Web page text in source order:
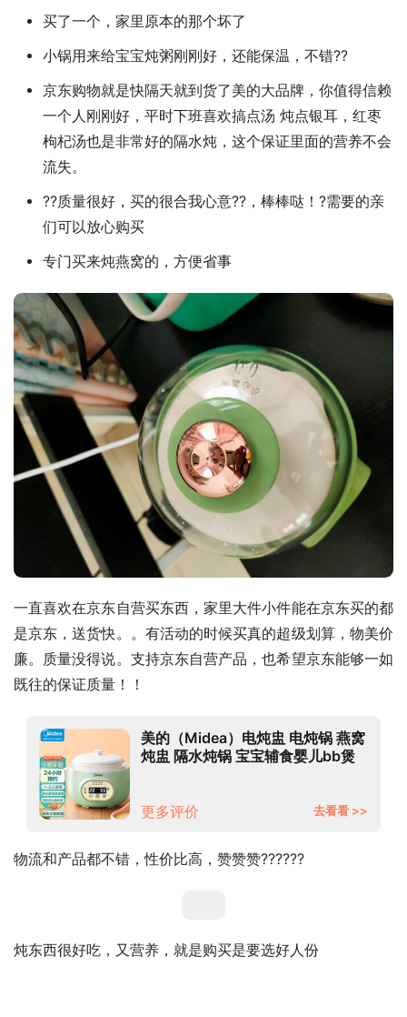
买了一个，家里原本的那个坏了
小锅用来给宝宝炖粥刚刚好，还能保温，不错??
京东购物就是快隔天就到货了美的大品牌，你值得信赖
一个人刚刚好，平时下班喜欢搞点汤 炖点银耳，红枣
枸杞汤也是非常好的隔水炖，这个保证里面的营养不会
流失。
??质量很好，买的很合我心意??，棒棒哒！?需要的亲
们可以放心购买
专门买来炖燕窝的，方便省事
一直喜欢在京东自营买东西，家里大件小件能在京东买的都
是京东，送货快。。有活动的时候买真的超级划算，物美价
廉。质量没得说。支持京东自营产品，也希望京东能够一如
既往的保证质量！！
美的（Midea）电炖盅 电炖锅 燕窝
炖盅 隔水炖锅 宝宝辅食婴儿bb煲
更多评价
去看看 >>
物流和产品都不错，性价比高，赞赞赞??????
炖东西很好吃，又营养，就是购买是要选好人份